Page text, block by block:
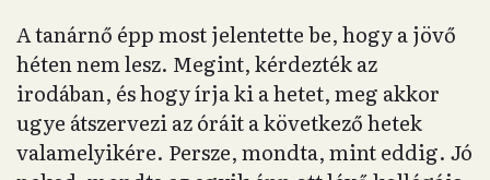
A tanárnő épp most jelentette be, hogy a jövő
héten nem lesz. Megint, kérdezték az
irodában, és hogy írja ki a hetet, meg akkor
ugye átszervezi az óráit a következő hetek
valamelyikére. Persze, mondta, mint eddig. Jó